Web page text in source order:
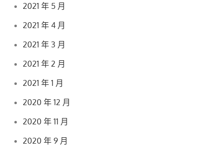
2021 年 5 月
2021 年 4 月
2021 年 3 月
2021 年 2 月
2021 年 1 月
2020 年 12 月
2020 年 11 月
2020 年 9 月